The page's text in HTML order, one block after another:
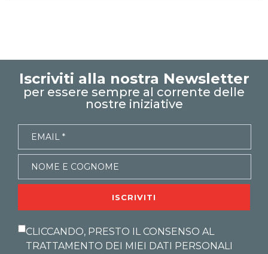
Iscriviti alla nostra Newsletter
per essere sempre al corrente delle
nostre iniziative
ISCRIVITI
CLICCANDO, PRESTO IL CONSENSO AL
TRATTAMENTO DEI MIEI DATI PERSONALI